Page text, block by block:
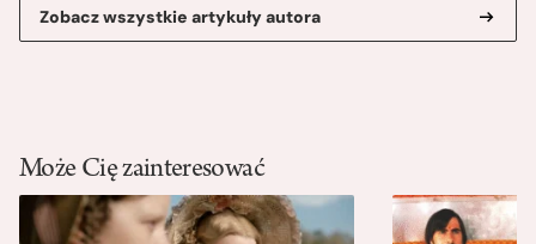
Zobacz wszystkie artykuły autora
Może Cię zainteresować